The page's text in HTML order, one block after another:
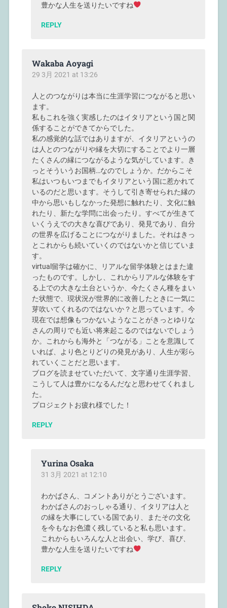
豊かな人生を送りたいですね
REPLY
Wakaba Aoyagi
29 3月 2021 at 13:26
人とのつながりは本当に生涯学習につながると思い
ます。
私もこれを強く実感したのはイタリアという国と関
係することができてからでした。
私の感覚的な話ではありますが、イタリアというの
は人とのつながりや縁を大切にすることでより一層
たくさんの縁につながるような気がしています。き
っとそういうお国柄…なのでしょうか。だからこそ
私はいつもいつまでもイタリアという国に惹かれて
いるのだと思います。そうして引き寄せられた縁の
中から思いもしなかった発想に触れたり、文化に触
れたり、新たな学問に出会ったり。すべてが生きて
いくうえでの大きな喜びであり、発見であり、自分
の世界を広げることにつながりました。それはきっ
とこれからも続いていくのではないかと信じていま
す。
virtual留学は確かに、リアルな留学体験とはまた違
ったものです。しかし、これからリアルな体験をす
る上での大きな土台というか、今たくさん種をまい
た状態で、現状況が世界的に改善したときに一気に
芽吹いてくれるのではないか？と思っています。今
現在では想像もつかないようなことがきっとゆりな
さんの周りでも近い将来起こるのではないでしょう
か。これからも海外と「つながる」ことを意識して
いれば、より色とりどりの発見があり、人生が彩ら
れていくことだと思います。
ブログを読ませていただいて、文字通り生涯学習、
こうして人は豊かになるんだなと思わせてくれまし
た。
プロジェクトお疲れ様でした！
REPLY
Yurina Osaka
31 3月 2021 at 12:10
わかばさん、コメントありがとうございます。
わかばさんのおっしゃる通り、イタリアは人と
の縁を大事にしている国であり、またその文化
を今もなお色濃く残していると私も思います。
これからもいろんな人と出会い、学び、喜び、
豊かな人生を送りたいですね
REPLY